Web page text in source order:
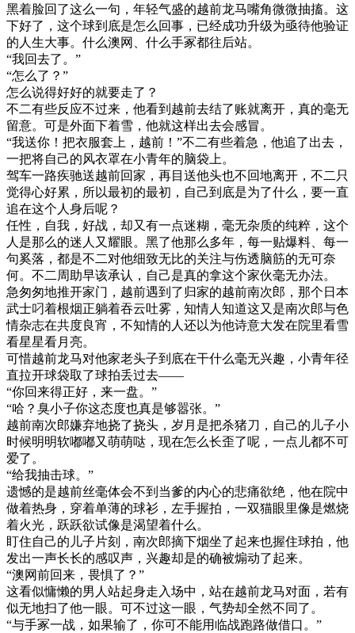
黑着脸回了这么一句，年轻气盛的越前龙马嘴角微微抽搐。这
下好了，这个球到底是怎么回事，已经成功升级为亟待他验证
的人生大事。什么澳网、什么手冢都往后站。
“我回去了。”
“怎么了？”
怎么说得好好的就要走了？
不二有些反应不过来，他看到越前去结了账就离开，真的毫无
留意。可是外面下着雪，他就这样出去会感冒。
“我送你！把衣服套上，越前！”不二有些着急，他追了出去，
一把将自己的风衣罩在小青年的脑袋上。
驾车一路疾驰送越前回家，再目送他头也不回地离开，不二只
觉得心好累，所以最初的最初，自己到底是为了什么，要一直
追在这个人身后呢？
任性，自我，好战，却又有一点迷糊，毫无杂质的纯粹，这个
人是那么的迷人又耀眼。黑了他那么多年，每一贴爆料、每一
句奚落，都是不二对他细致无比的关注与伤透脑筋的无可奈
何。不二周助早该承认，自己是真的拿这个家伙毫无办法。
急匆匆地推开家门，越前遇到了归家的越前南次郎，那个日本
武士叼着根烟正躺着吞云吐雾，知情人知道这又是南次郎与色
情杂志在共度良宵，不知情的人还以为他诗意大发在院里看雪
看星星看月亮。
可惜越前龙马对他家老头子到底在干什么毫无兴趣，小青年径
直拉开球袋取了球拍丢过去——
“你回来得正好，来一盘。”
“哈？臭小子你这态度也真是够嚣张。”
越前南次郎嫌弃地挠了挠头，岁月是把杀猪刀，自己的儿子小
时候明明软嘟嘟又萌萌哒，现在怎么长歪了呢，一点儿都不可
爱了。
“给我抽击球。”
遗憾的是越前丝毫体会不到当爹的内心的悲痛欲绝，他在院中
做着热身，穿着单薄的球衫，左手握拍，一双猫眼里像是燃烧
着火光，跃跃欲试像是渴望着什么。
盯住自己的儿子片刻，南次郎摘下烟坐了起来也握住球拍，他
发出一声长长的感叹声，兴趣却是的确被煽动了起来。
“澳网前回来，畏惧了？”
这看似慵懒的男人站起身走入场中，站在越前龙马对面，若有
似无地扫了他一眼。可不过这一眼，气势却全然不同了。
“与手冢一战，如果输了，你可不能用临战跑路做借口。”